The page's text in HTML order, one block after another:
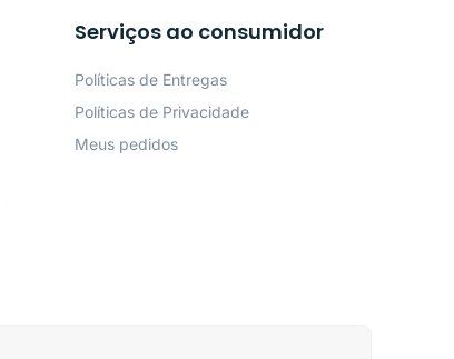
Serviços ao consumidor
Políticas de Entregas
Políticas de Privacidade
Meus pedidos